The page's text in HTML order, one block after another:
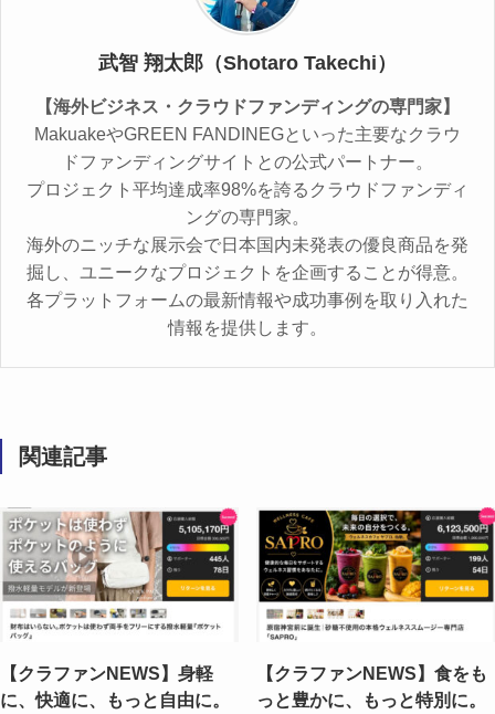
武智 翔太郎（Shotaro Takechi）
【海外ビジネス・クラウドファンディングの専門家】
MakuakeやGREEN FANDINEGといった主要なクラウ
ドファンディングサイトとの公式パートナー。
プロジェクト平均達成率98%を誇るクラウドファンディ
ングの専門家。
海外のニッチな展示会で日本国内未発表の優良商品を発
掘し、ユニークなプロジェクトを企画することが得意。
各プラットフォームの最新情報や成功事例を取り入れた
情報を提供します。
関連記事
【クラファンNEWS】身軽
に、快適に、もっと自由に。
【クラファンNEWS】食をも
っと豊かに、もっと特別に。